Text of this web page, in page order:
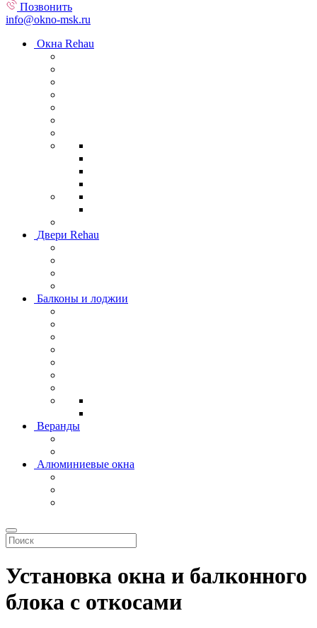
Позвонить
info@okno-msk.ru
Окна Rehau
Двери Rehau
Балконы и лоджии
Веранды
Алюминиевые окна
Установка окна и балконного
блока с откосами